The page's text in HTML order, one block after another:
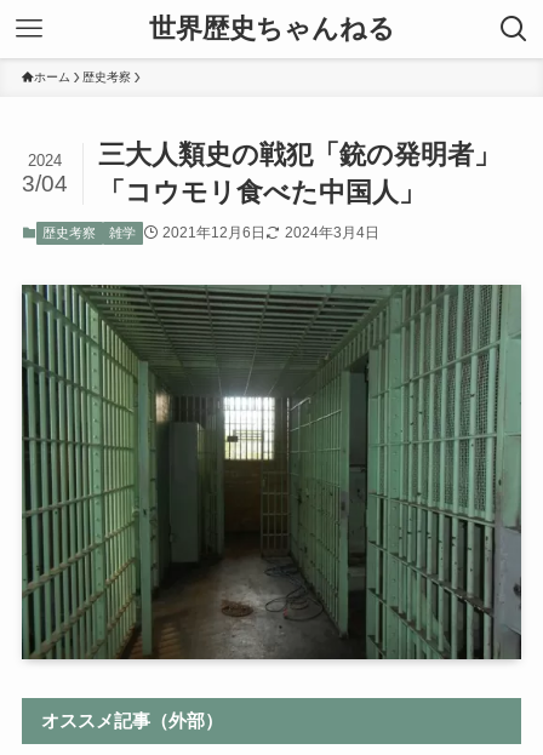
世界歴史ちゃんねる
ホーム 歴史考察
三大人類史の戦犯「銃の発明者」
「コウモリ食べた中国人」
2024
3/04
歴史考察 雑学 2021年12月6日 2024年3月4日
オススメ記事（外部）